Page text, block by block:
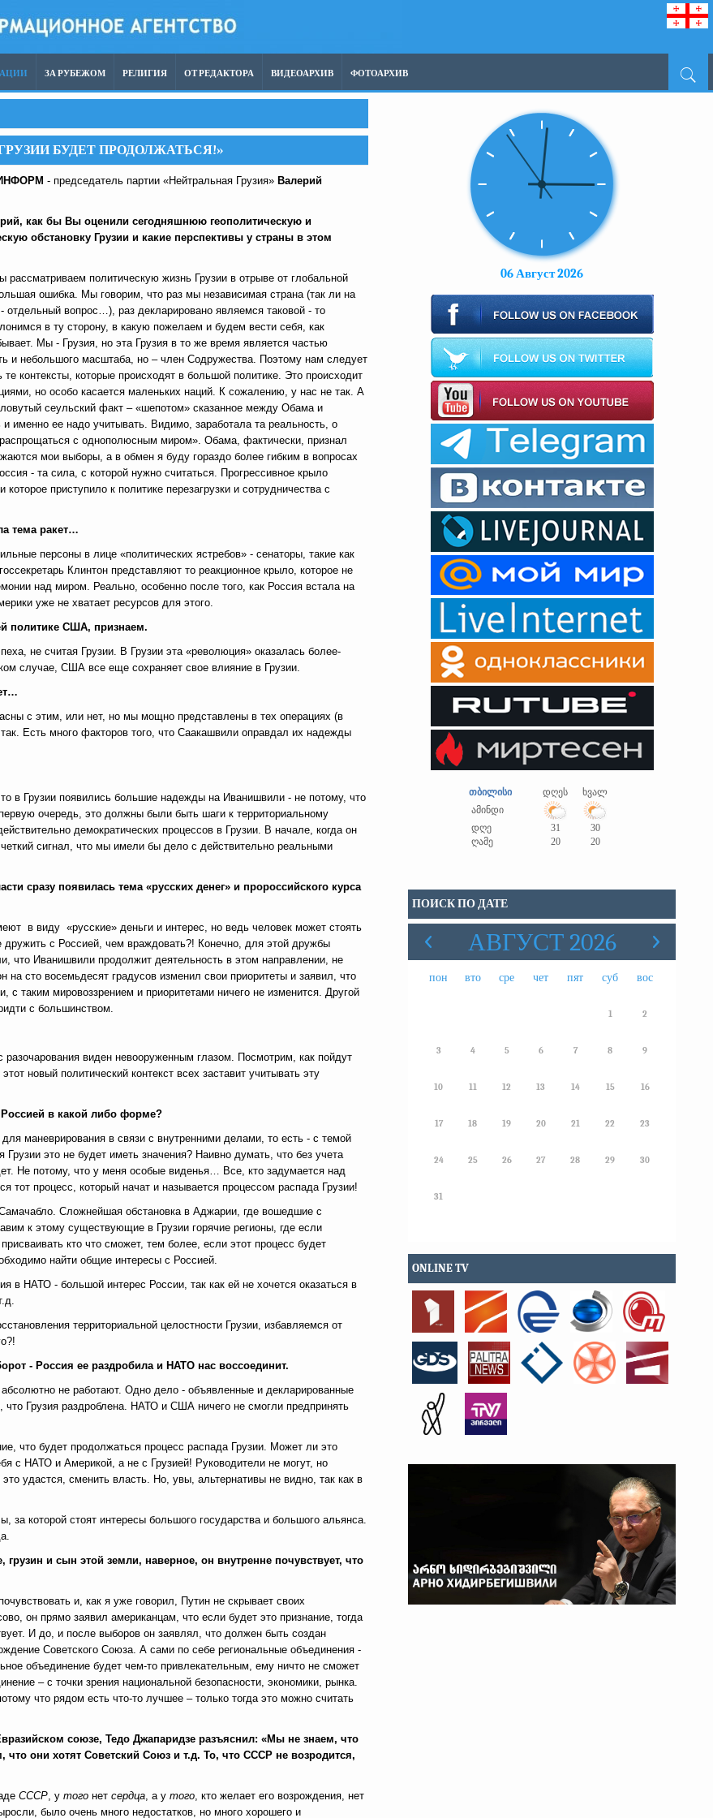
ЗА РУБЕЖОМ РЕЛИГИЯ ОТ РЕДАКТОРА ВИДЕОАРХИВ ФОТОАРХИВ
БУДЕТ ПРОДОЛЖАТЬСЯ!»
- председатель партии «Нейтральная Грузия» Валерий
как бы Вы оценили сегодняшнюю геополитическую и
обстановку Грузии и какие перспективы у страны в этом
рассматриваем политическую жизнь Грузии в отрыве от глобальной
ошибка. Мы говорим, что раз мы независимая страна (так ли на
отдельный вопрос…), раз декларировано являемся таковой - то
в ту сторону, в какую пожелаем и будем вести себя, как
Мы - Грузия, но эта Грузия в то же время является частью
и небольшого масштаба, но – член Содружества. Поэтому нам следует
те контексты, которые происходят в большой политике. Это происходит
но особо касается маленьких наций. К сожалению, у нас не так. А
сеульский факт – «шепотом» сказанное между Обама и
именно ее надо учитывать. Видимо, заработала та реальность, о
с однополюсным миром». Обама, фактически, признал
мои выборы, а в обмен я буду гораздо более гибким в вопросах
- та сила, с которой нужно считаться. Прогрессивное крыло
приступило к политике перезагрузки и сотрудничества с
тема ракет…
персоны в лице «политических ястребов» - сенаторы, такие как
Клинтон представляют то реакционное крыло, которое не
над миром. Реально, особенно после того, как Россия встала на
уже не хватает ресурсов для этого.
политике США, признаем.
не считая Грузии. В Грузии эта «революция» оказалась более-
случае, США все еще сохраняет свое влияние в Грузии.
с этим, или нет, но мы мощно представлены в тех операциях (в
Есть много факторов того, что Саакашвили оправдал их надежды
в Грузии появились большие надежды на Иванишвили - не потому, что
очередь, это должны были быть шаги к территориальному
демократических процессов в Грузии. В начале, когда он
сигнал, что мы имели бы дело с действительно реальными
сразу появилась тема «русских денег» и пророссийского курса
в виду «русские» деньги и интерес, но ведь человек может стоять
дружить с Россией, чем враждовать?! Конечно, для этой дружбы
что Иванишвили продолжит деятельность в этом направлении, не
сто восемьдесят градусов изменил свои приоритеты и заявил, что
таким мировоззрением и приоритетами ничего не изменится. Другой
с большинством.
виден невооруженным глазом. Посмотрим, как пойдут
новый политический контекст всех заставит учитывать эту
в какой либо форме?
маневрирования в связи с внутренними делами, то есть - с темой
это не будет иметь значения? Наивно думать, что без учета
Не потому, что у меня особые виденья… Все, кто задумается над
тот процесс, который начат и называется процессом распада Грузии!
Сложнейшая обстановка в Аджарии, где вошедшие с
к этому существующие в Грузии горячие регионы, где если
кто что сможет, тем более, если этот процесс будет
найти общие интересы с Россией.
НАТО - большой интерес России, так как ей не хочется оказаться в
территориальной целостности Грузии, избавляемся от
- Россия ее раздробила и НАТО нас воссоединит.
не работают. Одно дело - объявленные и декларированные
Грузия раздроблена. НАТО и США ничего не смогли предпринять
что будет продолжаться процесс распада Грузии. Может ли это
с НАТО и Америкой, а не с Грузией! Руководители не могут, но
удастся, сменить власть. Но, увы, альтернативы не видно, так как в
которой стоят интересы большого государства и большого альянса.
и сын этой земли, наверное, он внутренне почувствует, что
и, как я уже говорил, Путин не скрывает своих
он прямо заявил американцам, что если будет это признание, тогда
И до, и после выборов он заявлял, что должен быть создан
Советского Союза. А сами по себе региональные объединения -
объединение будет чем-то привлекательным, ему ничто не сможет
– с точки зрения национальной безопасности, экономики, рынка.
что рядом есть что-то лучшее – только тогда это можно считать
союзе, Тедо Джапаридзе разъяснил: «Мы не знаем, что
они хотят Советский Союз и т.д. То, что СССР не возродится,
СССР, у того нет сердца, а у того, кто желает его возрождения, нет
было очень много недостатков, но много хорошего и
06 Август 2026
თბილისი დღეს
ხვალ
ამინდი
დღე
31
30
ღამე
20 20
ПОИСК ПО ДАТЕ
АВГУСТ 2026
пон вто сре чет пят суб вос
1 2
3 4 5 6 7 8 9
10 11 12 13 14 15 16
17 18 19 20 21 22 23
24 25 26 27 28 29 30
31
ONLINE TV